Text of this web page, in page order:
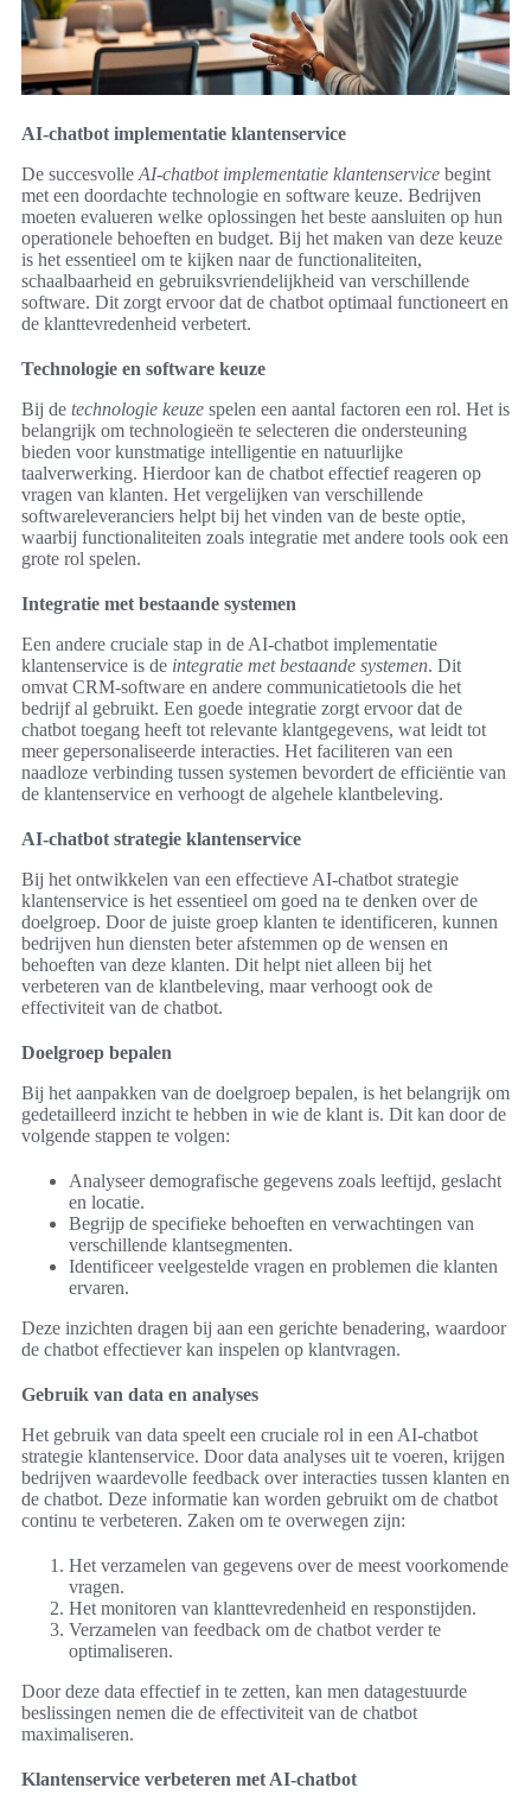
AI-chatbot implementatie klantenservice
De succesvolle AI-chatbot implementatie klantenservice begint
met een doordachte technologie en software keuze. Bedrijven
moeten evalueren welke oplossingen het beste aansluiten op hun
operationele behoeften en budget. Bij het maken van deze keuze
is het essentieel om te kijken naar de functionaliteiten,
schaalbaarheid en gebruiksvriendelijkheid van verschillende
software. Dit zorgt ervoor dat de chatbot optimaal functioneert en
de klanttevredenheid verbetert.
Technologie en software keuze
Bij de technologie keuze spelen een aantal factoren een rol. Het is
belangrijk om technologieën te selecteren die ondersteuning
bieden voor kunstmatige intelligentie en natuurlijke
taalverwerking. Hierdoor kan de chatbot effectief reageren op
vragen van klanten. Het vergelijken van verschillende
softwareleveranciers helpt bij het vinden van de beste optie,
waarbij functionaliteiten zoals integratie met andere tools ook een
grote rol spelen.
Integratie met bestaande systemen
Een andere cruciale stap in de AI-chatbot implementatie
klantenservice is de integratie met bestaande systemen. Dit
omvat CRM-software en andere communicatietools die het
bedrijf al gebruikt. Een goede integratie zorgt ervoor dat de
chatbot toegang heeft tot relevante klantgegevens, wat leidt tot
meer gepersonaliseerde interacties. Het faciliteren van een
naadloze verbinding tussen systemen bevordert de efficiëntie van
de klantenservice en verhoogt de algehele klantbeleving.
AI-chatbot strategie klantenservice
Bij het ontwikkelen van een effectieve AI-chatbot strategie
klantenservice is het essentieel om goed na te denken over de
doelgroep. Door de juiste groep klanten te identificeren, kunnen
bedrijven hun diensten beter afstemmen op de wensen en
behoeften van deze klanten. Dit helpt niet alleen bij het
verbeteren van de klantbeleving, maar verhoogt ook de
effectiviteit van de chatbot.
Doelgroep bepalen
Bij het aanpakken van de doelgroep bepalen, is het belangrijk om
gedetailleerd inzicht te hebben in wie de klant is. Dit kan door de
volgende stappen te volgen:
Analyseer demografische gegevens zoals leeftijd, geslacht
en locatie.
Begrijp de specifieke behoeften en verwachtingen van
verschillende klantsegmenten.
Identificeer veelgestelde vragen en problemen die klanten
ervaren.
Deze inzichten dragen bij aan een gerichte benadering, waardoor
de chatbot effectiever kan inspelen op klantvragen.
Gebruik van data en analyses
Het gebruik van data speelt een cruciale rol in een AI-chatbot
strategie klantenservice. Door data analyses uit te voeren, krijgen
bedrijven waardevolle feedback over interacties tussen klanten en
de chatbot. Deze informatie kan worden gebruikt om de chatbot
continu te verbeteren. Zaken om te overwegen zijn:
Het verzamelen van gegevens over de meest voorkomende
vragen.
Het monitoren van klanttevredenheid en responstijden.
Verzamelen van feedback om de chatbot verder te
optimaliseren.
Door deze data effectief in te zetten, kan men datagestuurde
beslissingen nemen die de effectiviteit van de chatbot
maximaliseren.
Klantenservice verbeteren met AI-chatbot